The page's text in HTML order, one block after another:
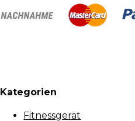
Kategorien
Fitnessgerät